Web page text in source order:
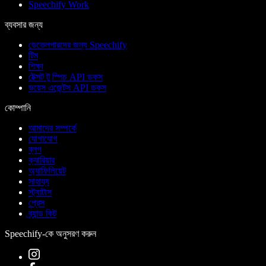
Speechify Work
ব্যবসার জন্য
ডেভেলপারদের জন্য Speechify
টিম
শিক্ষা
টেক্সট টু স্পিচ API ডকস
ভয়েস এজেন্টস API ডকস
কোম্পানি
আমাদের সম্পর্কে
যোগাযোগ
ব্লগ
ক্যারিয়ার
অ্যাফিলিয়েট
সাহায্য
স্ট্যাটাস
প্রেস
ব্র্যান্ড কিট
Speechify-কে অনুসরণ করুন